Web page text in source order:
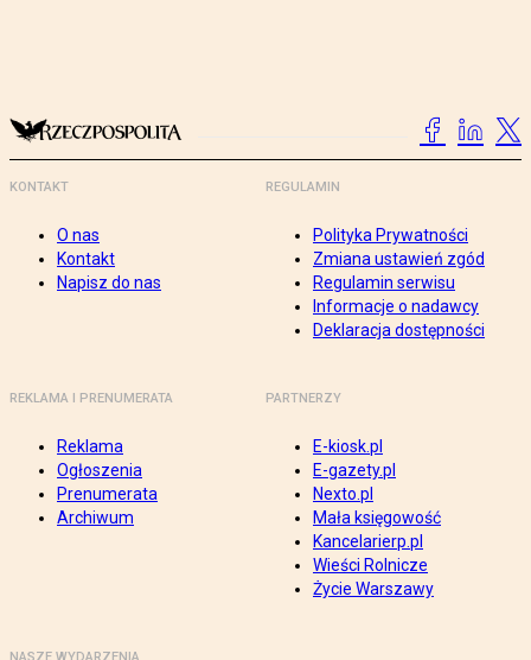
KONTAKT
O nas
Kontakt
Napisz do nas
REGULAMIN
Polityka Prywatności
Zmiana ustawień zgód
Regulamin serwisu
Informacje o nadawcy
Deklaracja dostępności
REKLAMA I PRENUMERATA
Reklama
Ogłoszenia
Prenumerata
Archiwum
PARTNERZY
E-kiosk.pl
E-gazety.pl
Nexto.pl
Mała księgowość
Kancelarierp.pl
Wieści Rolnicze
Życie Warszawy